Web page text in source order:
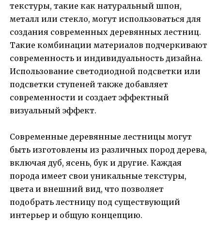
текстуры, такие как натуральный шпон,
металл или стекло, могут использоваться для
создания современных деревянных лестниц.
Такие комбинации материалов подчеркивают
современность и индивидуальность дизайна.
Использование светодиодной подсветки или
подсветки ступеней также добавляет
современности и создает эффектный
визуальный эффект.
Современные деревянные лестницы могут
быть изготовлены из различных пород дерева,
включая дуб, ясень, бук и другие. Каждая
порода имеет свои уникальные текстуры,
цвета и внешний вид, что позволяет
подобрать лестницу под существующий
интерьер и общую концепцию.